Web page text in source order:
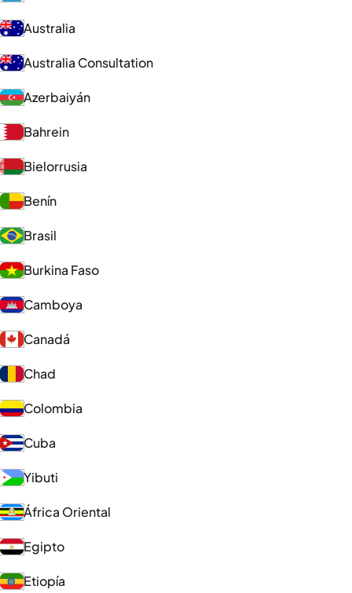
Australia
Australia Consultation
Azerbaiyán
Bahrein
Bielorrusia
Benín
Brasil
Burkina Faso
Camboya
Canadá
Chad
Colombia
Cuba
Yibuti
África Oriental
Egipto
Etiopía